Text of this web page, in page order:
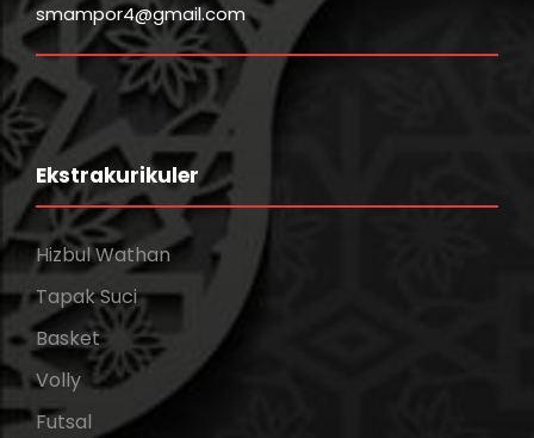
smampor4@gmail.com
Ekstrakurikuler
Hizbul Wathan
Tapak Suci
Basket
Volly
Futsal